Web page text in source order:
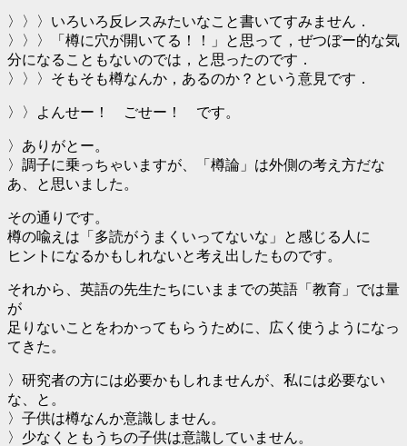
〉〉〉いろいろ反レスみたいなこと書いてすみません．
〉〉〉「樽に穴が開いてる！！」と思って，ぜつぼー的な気
分になることもないのでは，と思ったのです．
〉〉〉そもそも樽なんか，あるのか？という意見です．
〉〉よんせー！ ごせー！ です。
〉ありがとー。
〉調子に乗っちゃいますが、「樽論」は外側の考え方だな
あ、と思いました。
その通りです。
樽の喩えは「多読がうまくいってないな」と感じる人に
ヒントになるかもしれないと考え出したものです。
それから、英語の先生たちにいままでの英語「教育」では量
が
足りないことをわかってもらうために、広く使うようになっ
てきた。
〉研究者の方には必要かもしれませんが、私には必要ない
な、と。
〉子供は樽なんか意識しません。
〉少なくともうちの子供は意識していません。